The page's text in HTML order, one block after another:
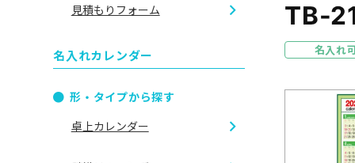
TB-
名入れ
見積もりフォーム
名入れカレンダー
形・タイプから探す
卓上カレンダー